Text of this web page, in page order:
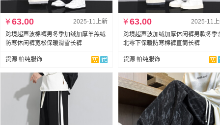
2025-11上新
¥63.00
跨境超声波棉裤男冬季加绒加厚羊羔绒
防寒休闲裤宽松保暖滑雪长裤
货源 帕纯服饰
2025-11
¥63.00
跨境超声波加绒加厚休闲裤男款冬季
北零下保暖防寒棉裤直筒长裤
货源 帕纯服饰